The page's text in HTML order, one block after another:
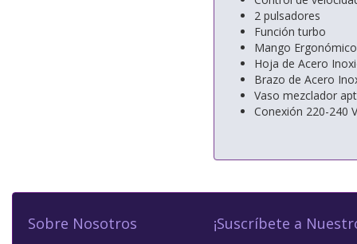
2 pulsadores
Función turbo
Mango Ergonómico
Hoja de Acero
Brazo de Acero
Vaso mezclador
Conexión 220-240
Sobre Nosotros ¡Suscríbete a